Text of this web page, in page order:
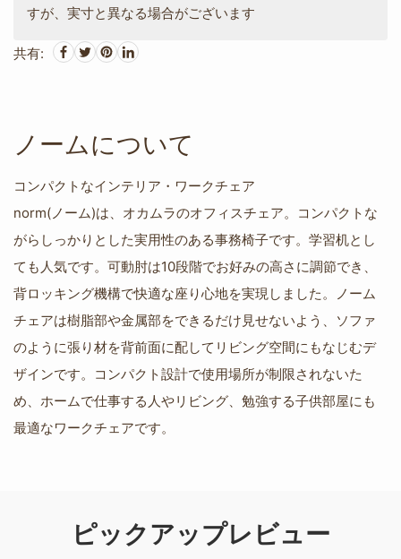
すが、実寸と異なる場合がございます
共有:
ノームについて
コンパクトなインテリア・ワークチェア
norm(ノーム)は、オカムラのオフィスチェア。コンパクトな
がらしっかりとした実用性のある事務椅子です。学習机とし
ても人気です。可動肘は10段階でお好みの高さに調節でき、
背ロッキング機構で快適な座り心地を実現しました。ノーム
チェアは樹脂部や金属部をできるだけ見せないよう、ソファ
のように張り材を背前面に配してリビング空間にもなじむデ
ザインです。コンパクト設計で使用場所が制限されないた
め、ホームで仕事する人やリビング、勉強する子供部屋にも
最適なワークチェアです。
ピックアップレビュー